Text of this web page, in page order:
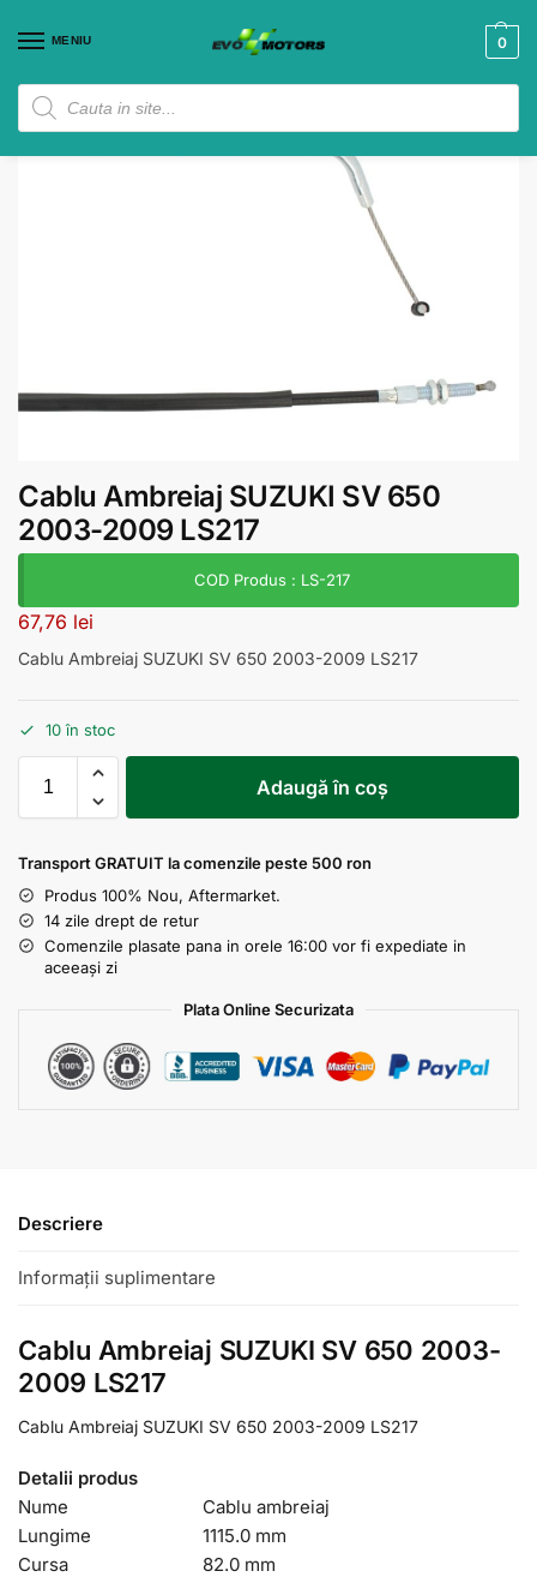
MENIU 0
Cablu Ambreiaj SUZUKI SV 650
2003-2009 LS217
COD Produs : LS-217
67,76 lei
Cablu Ambreiaj SUZUKI SV 650 2003-2009 LS217
10 în stoc
Adaugă în coș
Transport GRATUIT la comenzile peste 500 ron
Produs 100% Nou, Aftermarket.
14 zile drept de retur
Comenzile plasate pana in orele 16:00 vor fi expediate in
aceeași zi
Plata Online Securizata
Descriere
Informații suplimentare
Cablu Ambreiaj SUZUKI SV 650 2003-
2009 LS217
Cablu Ambreiaj SUZUKI SV 650 2003-2009 LS217
Detalii produs
Nume
Cablu ambreiaj
Lungime
1115.0 mm
Cursa
82.0 mm